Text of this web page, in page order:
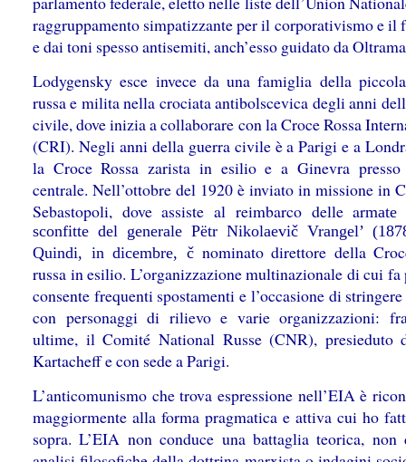
raggruppamento simpatizzante per il corporativismo e il
e dai toni spesso antisemiti, anch’esso guidato da
Lodygensky esce invece da una famiglia della
russa e milita nella crociata antibolscevica degli anni
civile, dove inizia a collaborare con la Croce Rossa
(CRI). Negli anni della guerra civile è a Parigi e a
la Croce Rossa zarista in esilio e a Ginevra presso
centrale. Nell’ottobre del 1920 è inviato in missione in
Sebastopoli, dove assiste al reimbarco delle armate
sconfitte del generale Pëtr Nikolaevič Vrangel’
Quindi, in dicembre, čnominato direttore della
russa in esilio. L’organizzazione multinazionale di cui
consente frequenti spostamenti e l’occasione di
con personaggi di rilievo e varie organizzazioni:
ultime, il Comité National Russe (CNR), presieduto
Kartacheff e con sede a Parigi.
L’anticomunismo che trova espressione nell’EIA è
maggiormente alla forma pragmatica e attiva cui ho
sopra. L’EIA non conduce una battaglia teorica, non